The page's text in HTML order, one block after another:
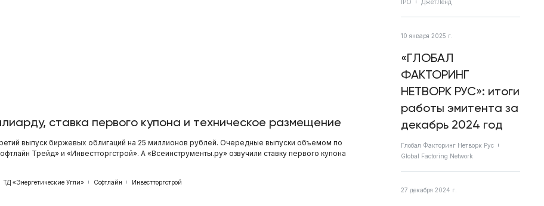
ставка первого купона и техническое размещение
выпуск биржевых облигаций на 25 миллионов рублей. Очередные выпуски объемом по
Трейд» и «Инвестторгстрой». А «Всеинструменты.ру» озвучили ставку первого купона
ТД «Энергетические Угли» Софтлайн Инвестторгстрой
IPO ДжетЛенд
10 января 2025 г.
«ГЛОБАЛ
ФАКТОРИНГ
НЕТВОРК РУС»: итоги
работы эмитента за
декабрь 2024 год
Глобал Факторинг Нетворк Рус
Global Factoring Network
27 декабря 2024 г.